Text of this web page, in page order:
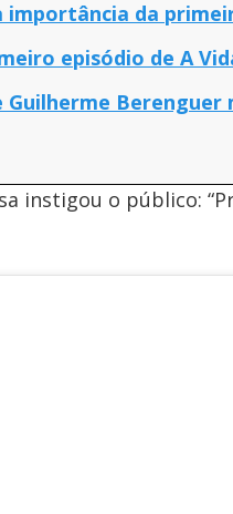
importância da
episódio de A
Guilherme
instigou o público: